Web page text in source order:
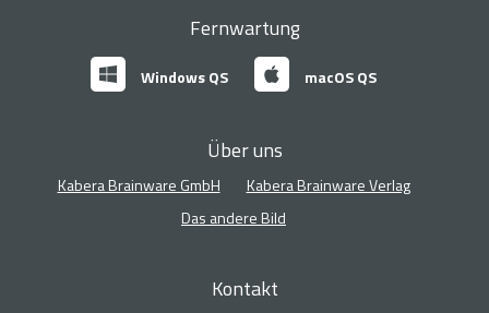
Fernwartung
Windows QS macOS QS
Über uns
Kabera Brainware GmbH
Kabera Brainware Verlag
Das andere Bild
Kontakt